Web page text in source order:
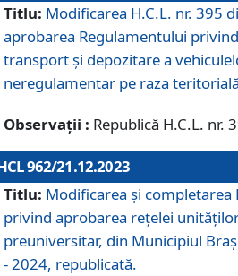
Titlu: Modificarea H.C.L. nr. 395
aprobarea Regulamentului
transport şi depozitare a
neregulamentar pe raza
Observații : Republică H.C.L. nr.
962/21.12.2023
Titlu: Modificarea și completarea
privind aprobarea rețelei
preuniversitar, din Municipiul
- 2024, republicată.